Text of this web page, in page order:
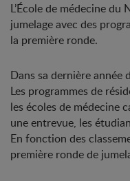
L’École de médecine
jumelage avec des
la première ronde.
Dans sa dernière année
Les programmes de
les écoles de médecine
une entrevue, les
En fonction des
première ronde de